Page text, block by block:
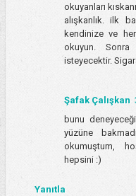
okuyanları
alışkanlık. ilk
kendinize ve
okuyun.
isteyecektir.
Şafak Çalışkan
bunu
yüzüne
okumuştum,
hepsini :)
Yanıtla